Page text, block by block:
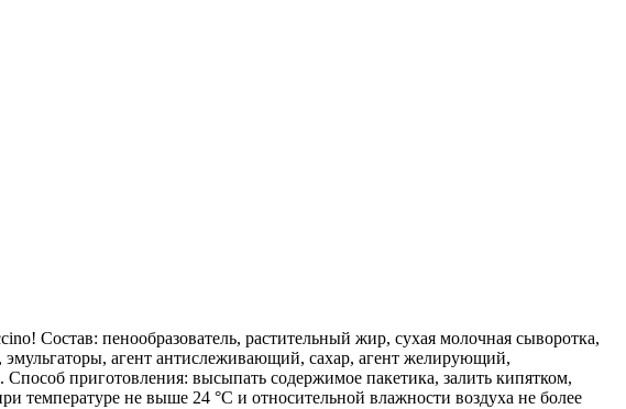
Состав: пенообразователь, растительный жир, сухая молочная сыворотка,
эмульгаторы, агент антислеживающий, сахар, агент желирующий,
приготовления: высыпать содержимое пакетика, залить кипятком,
температуре не выше 24 °C и относительной влажности воздуха не более